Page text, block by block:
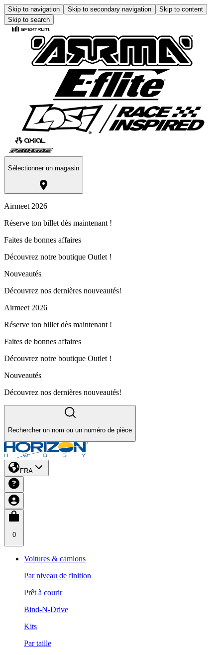
Skip to navigation Skip to secondary navigation
Skip to content
Skip to search
Sélectionner un magasin
Airmeet 2026
Réserve ton billet dès maintenant !
Faites de bonnes affaires
Découvrez notre boutique Outlet !
Nouveautés
Découvrez nos dernières nouveautés!
Airmeet 2026
Réserve ton billet dès maintenant !
Faites de bonnes affaires
Découvrez notre boutique Outlet !
Nouveautés
Découvrez nos dernières nouveautés!
Rechercher un nom ou un numéro de pièce
FRA
0
Voitures & camions
Par niveau de finition
Prêt à courir
Bind-N-Drive
Kits
Par taille